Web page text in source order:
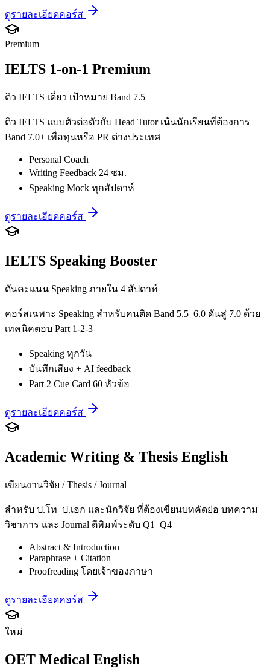
ดูรายละเอียดคอร์ส
Premium
IELTS 1-on-1 Premium
ติว IELTS เดี่ยว เป้าหมาย Band 7.5+
ติว IELTS แบบตัวต่อตัวกับ Head Tutor เน้นนักเรียนที่ต้องการ
Band 7.0+ เพื่อทุนหรือ PR ต่างประเทศ
Personal Coach
Writing Feedback 24 ชม.
Speaking Mock ทุกสัปดาห์
ดูรายละเอียดคอร์ส
IELTS Speaking Booster
ดันคะแนน Speaking ภายใน 4 สัปดาห์
คอร์สเฉพาะ Speaking สำหรับคนติด Band 5.5–6.0 ดันสู่ 7.0 ด้วย
เทคนิคตอบ Part 1-2-3
Speaking ทุกวัน
บันทึกเสียง + AI feedback
Part 2 Cue Card 60 หัวข้อ
ดูรายละเอียดคอร์ส
Academic Writing & Thesis English
เขียนงานวิจัย / Thesis / Journal
สำหรับ ป.โท–ป.เอก และนักวิจัย ที่ต้องเขียนบทคัดย่อ บทความ
วิชาการ และ Journal ตีพิมพ์ระดับ Q1–Q4
Abstract & Introduction
Paraphrase + Citation
Proofreading โดยเจ้าของภาษา
ดูรายละเอียดคอร์ส
ใหม่
OET Medical English